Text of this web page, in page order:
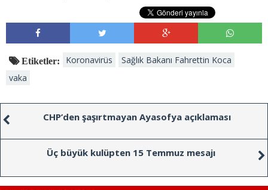
Etiketler: Koronavirüs
Sağlık Bakanı Fahrettin Koca
vaka
CHP’den şaşırtmayan Ayasofya açıklaması
Üç büyük kulüpten 15 Temmuz mesajı